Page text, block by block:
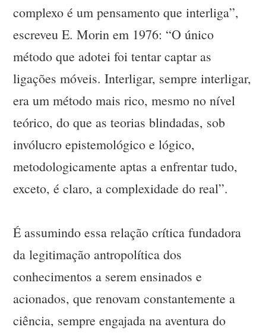
complexo é um pensamento que interliga”,
escreveu E. Morin em 1976: “O único
método que adotei foi tentar captar as
ligações móveis. Interligar, sempre interligar,
era um método mais rico, mesmo no nível
teórico, do que as teorias blindadas, sob
invólucro epistemológico e lógico,
metodologicamente aptas a enfrentar tudo,
exceto, é claro, a complexidade do real”.
É assumindo essa relação crítica fundadora
da legitimação antropolítica dos
conhecimentos a serem ensinados e
acionados, que renovam constantemente a
ciência, sempre engajada na aventura do